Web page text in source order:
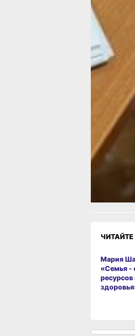
без
регионов
этой
Благодаря
пациенты
поддержку,
не
Социальные
что важно
Читайте нас
МАКС
Мария
«Семья -